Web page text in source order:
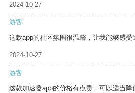
2024-10-27
游客
这款app的社区氛围很温馨，让我能够感受
2024-10-27
游客
这款加速器app的价格有点贵，可以适当降